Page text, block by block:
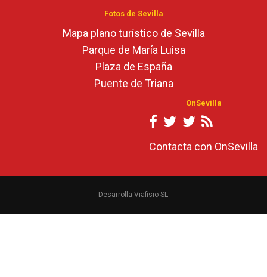
Fotos de Sevilla
Mapa plano turístico de Sevilla
Parque de María Luisa
Plaza de España
Puente de Triana
OnSevilla
Contacta con OnSevilla
Desarrolla Viafisio SL